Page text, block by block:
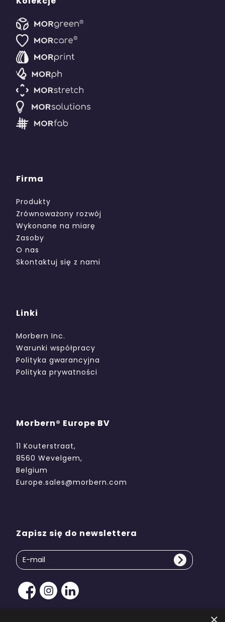
Firma
Produkty
Zrównoważony rozwój
Wykonane na miarę
Zasoby
O nas
Skontaktuj się z nami
Linki
Morbern Inc.
Warunki współpracy
Polityka gwarancyjna
Polityka prywatności
Morbern® Europe BV
11 Kouterstraat,
8560 Wevelgem,
Belgium
Europe.sales@morbern.com
Zapisz się do newslettera